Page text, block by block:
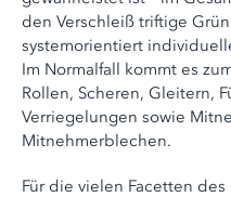
den Verschleiß triftige
systemorientiert
Im Normalfall kommt es
Rollen, Scheren, Gleitern,
Verriegelungen sowie
Mitnehmerblechen.
Für die vielen Facetten